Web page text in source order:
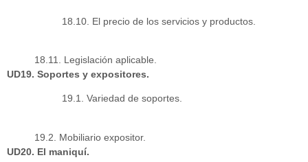
18.10. El precio de los servicios y productos.
18.11. Legislación aplicable.
UD19. Soportes y expositores.
19.1. Variedad de soportes.
19.2. Mobiliario expositor.
UD20. El maniquí.